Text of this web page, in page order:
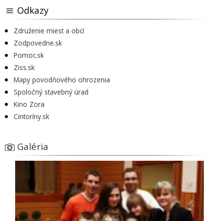
Odkazy
Združenie miest a obcí
Zodpovedne.sk
Pomoc.sk
Ziss.sk
Mapy povodňového ohrozenia
Spoločný stavebný úrad
Kino Zora
Cintoríny.sk
Galéria